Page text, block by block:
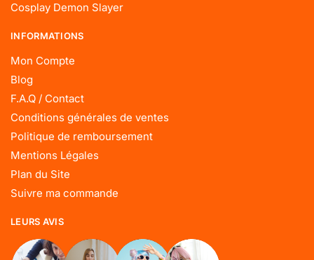
Cosplay Demon Slayer
INFORMATIONS
Mon Compte
Blog
F.A.Q / Contact
Conditions générales de ventes
Politique de remboursement
Mentions Légales
Plan du Site
Suivre ma commande
LEURS AVIS